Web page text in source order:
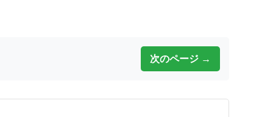
次のページ →